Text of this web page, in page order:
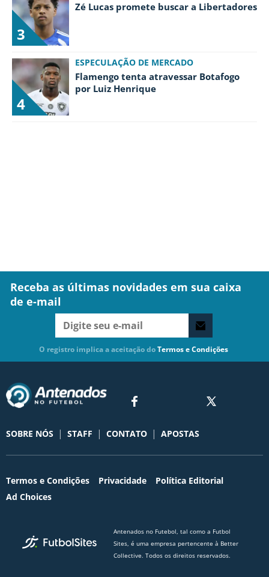
3
Zé Lucas promete buscar a Libertadores
4
ESPECULAÇÃO DE MERCADO
Flamengo tenta atravessar Botafogo
por Luiz Henrique
Receba as últimas novidades em sua caixa
de e-mail
O registro implica a aceitação doTermos e Condições
SOBRE NÓS | STAFF | CONTATO | APOSTAS
Termos e Condições Privacidade
Política Editorial
Ad Choices
Antenados no Futebol, tal como a Futbol
Sites, é uma empresa pertencente à Better
Collective. Todos os direitos reservados.